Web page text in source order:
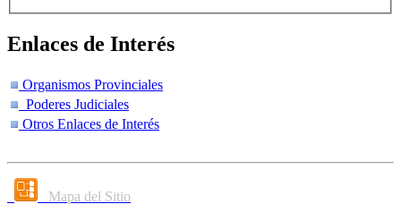
Enlaces de Interés
Organismos Provinciales
Poderes Judiciales
Otros Enlaces de Interés
Mapa del Sitio